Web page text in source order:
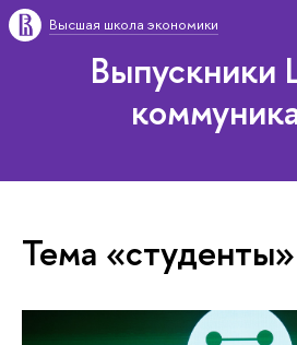
Высшая школа экономики
Тема «студенты»